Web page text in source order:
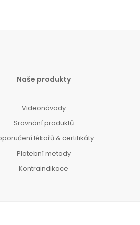
Naše produkty
Videonávody
Srovnání produktů
lékařů & certifikáty
Platební metody
Kontraindikace